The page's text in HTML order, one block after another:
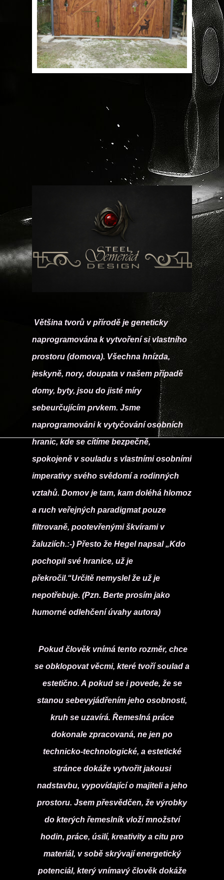
Většina tvorů v přírodě je geneticky
naprogramována k vytvoření si vlastního
prostoru (domova). Všechna hnízda,
jeskyně, nory, doupata v našem případě
domy, byty, jsou do jisté míry
sebeurčujícím prvkem. Jsme
naprogramováni k vytyčování osobních
hranic, kde se cítíme bezpečně,
spokojeně v souladu s vlastními osobními
imperativy svého svědomí a rodinných
vztahů. Domov je tam, kam doléhá hlomoz
a ruch veřejných paradigmat pouze
filtrovaně, pootevřenými škvírami v
žaluziích.:-) Přesto že Hegel napsal „Kdo
pochopil své hranice, už je
překročil.“Určitě nemyslel že už je
nepotřebuje. (Pzn. Berte prosím jako
humorné odlehčení úvahy autora)
Pokud člověk vnímá tento rozměr, chce
se obklopovat věcmi, které tvoří soulad a
estetično. A pokud se i povede, že se
stanou sebevyjádřením jeho osobnosti,
kruh se uzavírá. Řemeslná práce
dokonale zpracovaná, ne jen po
technicko-technologické, a estetické
stránce dokáže vytvořit jakousi
nadstavbu, vypovídající o majiteli a jeho
prostoru. Jsem přesvědčen, že výrobky
do kterých řemeslník vloží množství
hodin, práce, úsilí, kreativity a citu pro
materiál, v sobě skrývají energetický
potenciál, který vnímavý člověk dokáže